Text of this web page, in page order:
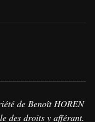
de Benoît HOREN
des droits y afférant.